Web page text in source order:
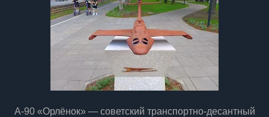
А-90 «Орлёнок» — советский транспортно-десантный